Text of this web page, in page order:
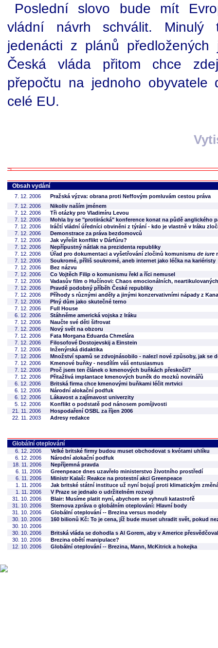
Poslední slovo bude mít
vládní návrh schválit. Minulý
jedenácti z plánů předložených
Česká vláda přitom chce
přepočtu na jednoho obyvatele
celé EU.
Obsah vydání
7. 12. 2006
Pražská výzva: obrana proti Neffovým pomluvám cestou práva
7. 12. 2006
Nikoliv naším jménem
7. 12. 2006
Tři otázky pro Vladimíru Levou
7. 12. 2006
Mohla by se "protiirácká" konference konat na půdě anglického
7. 12. 2006
Iráčtí vládní úředníci obviněni z týrání - kdo je vlastně v Iráku
7. 12. 2006
Demonstrace za práva bezdomovců
7. 12. 2006
Jak vyřešit konflikt v Dárfúru?
7. 12. 2006
Nepřípustný nátlak na prezidenta republiky
7. 12. 2006
Úřad pro dokumentaci a vyšetřování zločinů komunismu de iure
7. 12. 2006
Soukromé, příliš soukromé, aneb internet jako léčka na kariéristy
7. 12. 2006
Bez názvu
7. 12. 2006
Co Vojtěch Filip o komunismu řekl a říci nemusel
7. 12. 2006
Vadasův film o Hučínovi: Chaos emocionálních,
7. 12. 2006
Pravdě podobný příběh České republiky
7. 12. 2006
Příhody s různými anděly a jinými konzervativními nápady z
7. 12. 2006
Plný dům jako skutečné terno
7. 12. 2006
Full House
6. 12. 2006
Stáhněme americká vojska z Iráku
7. 12. 2006
Naučte své děti šifrovat
7. 12. 2006
Nový svět na obzoru
7. 12. 2006
Fata Morgana Eduarda Chmelára
7. 12. 2006
Filosofové Dostojevskij a Einstein
7. 12. 2006
Inženýrská didaktika
7. 12. 2006
Množství spamů se zdvojnásobilo - nalezl nové způsoby, jak se
7. 12. 2006
Kmenové buňky - nesdílím váš entusiasmus
7. 12. 2006
Proč jsem ten článek o kmenových buňkách přeskočil?
7. 12. 2006
Přitažlivá implantace kmenových buněk do mozků novinářů
6. 12. 2006
Britská firma chce kmenovými buňkami léčit mrtvici
6. 12. 2006
Národní alokační podfuk
6. 12. 2006
Lákavost a zajímavost univerzity
5. 12. 2006
Konflikt o podstatě pod nánosem pomíjivosti
21. 11. 2006
Hospodaření OSBL za říjen 2006
22. 11. 2003
Adresy redakce
Globální oteplování
6. 12. 2006
Velké britské firmy budou muset obchodovat s kvótami uhlíku
6. 12. 2006
Národní alokační podfuk
18. 11. 2006
Nepříjemná pravda
6. 11. 2006
Greenpeace dnes uzavřelo ministerstvo životního prostředí
6. 11. 2006
Ministr Kalaš: Reakce na protestní akci Greenpeace
1. 11. 2006
Jak britské státní instituce už nyní bojují proti klimatickým
1. 11. 2006
V Praze se jednalo o udržitelném rozvoji
31. 10. 2006
Blair: Musíme platit nyní, abychom se vyhnuli katastrofě
31. 10. 2006
Sternova zpráva o globálním oteplování: Hlavní body
31. 10. 2006
Globální oteplování -- Brezina versus modely
30. 10. 2006
160 bilionů Kč: To je cena, jíž bude muset uhradit svět, pokud
30. 10. 2006
30. 10. 2006
Britská vláda se dohodla s Al Gorem, aby v Americe
30. 10. 2006
Brezina obětí manipulace?
12. 10. 2006
Globální oteplování -- Brezina, Mann, McKitrick a hokejka